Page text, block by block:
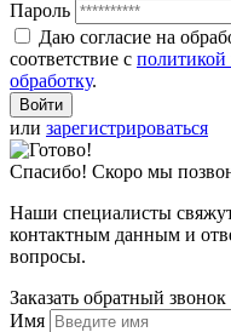
Пароль
Даю согласие на
соответствие с политикой
обработку.
или зарегистрироваться
Спасибо! Скоро мы
Наши специалисты
контактным данным и
вопросы.
Заказать обратный звонок
Имя